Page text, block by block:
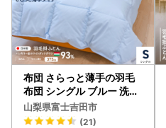
布団 さらっと薄手の羽毛
布団 シングル ブルー 洗え
るふとん
山梨県富士吉田市
(21)